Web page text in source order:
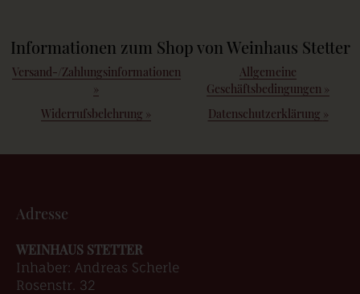
Informationen zum Shop von Weinhaus Stetter
Versand-/Zahlungsinformationen
»
Allgemeine
Geschäftsbedingungen »
Widerrufsbelehrung » Datenschutzerklärung »
Adresse
WEINHAUS STETTER
Inhaber: Andreas Scherle
Rosenstr. 32